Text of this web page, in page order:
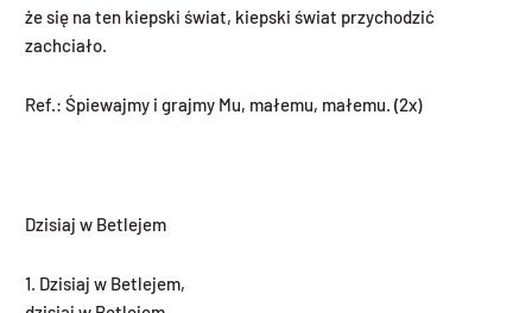
że się na ten kiepski świat, kiepski świat przychodzić
zachciało.
Ref.: Śpiewajmy i grajmy Mu, małemu, małemu. (2x)
Dzisiaj w Betlejem
1. Dzisiaj w Betlejem,